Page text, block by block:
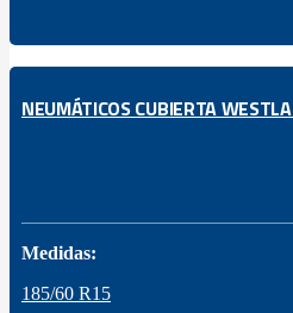
NEUMÁTICOS CUBIERTA
Medidas:
185/60 R15